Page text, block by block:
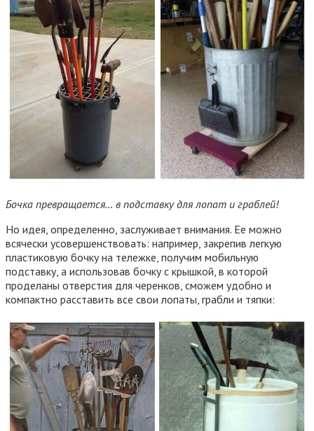
Бочка превращается… в подставку для лопат и граблей!
Но идея, определенно, заслуживает внимания. Ее можно
всячески усовершенствовать: например, закрепив легкую
пластиковую бочку на тележке, получим мобильную
подставку, а использовав бочку с крышкой, в которой
проделаны отверстия для черенков, сможем удобно и
компактно расставить все свои лопаты, грабли и тяпки: